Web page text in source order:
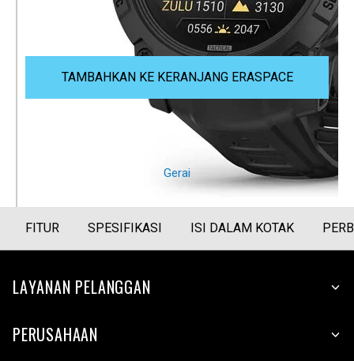
Panduan Ukuran
TAMBAHKAN KE KERANJANG ERASPACE
Eraspace merupakan distributor resmi Garmin
CARA LAIN BERBELANJA
Gerai
FITUR SPESIFIKASI ISI DALAM KOTAK
LAYANAN PELANGGAN
PERUSAHAAN